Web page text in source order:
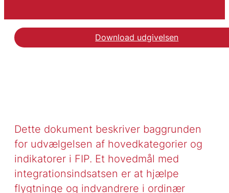
Download udgivelsen
Dette dokument beskriver baggrunden
for udvælgelsen af hovedkategorier og
indikatorer i FIP. Et hovedmål med
integrationsindsatsen er at hjælpe
flygtninge og indvandrere i ordinær